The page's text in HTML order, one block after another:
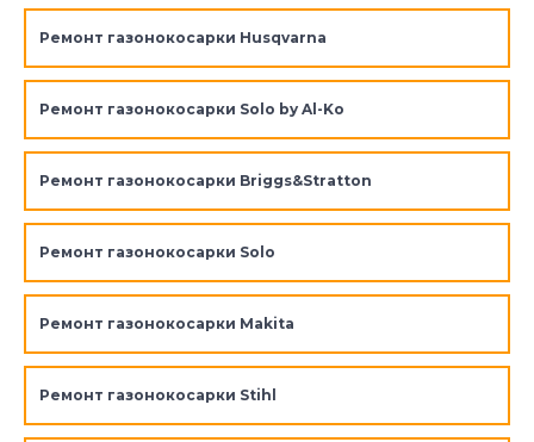
Ремонт газонокосарки Husqvarna
Ремонт газонокосарки Solo by Al-Ko
Ремонт газонокосарки Briggs&Stratton
Ремонт газонокосарки Solo
Ремонт газонокосарки Makita
Ремонт газонокосарки Stihl